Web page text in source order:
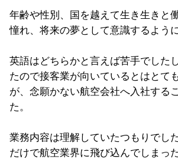
年齢や性別、国を越えて生き生きと
憧れ、将来の夢として意識するよう
英語はどちらかと言えば苦手でした
たので接客業が向いているとはとて
が、念願かない航空会社へ入社する
た。
業務内容は理解していたつもりでし
だけで航空業界に飛び込んでしまっ